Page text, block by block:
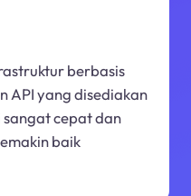
berbasis
API yang disediakan
sangat cepat dan
baik